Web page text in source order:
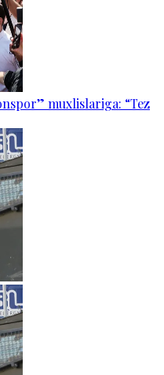
muxlislariga: “Tez